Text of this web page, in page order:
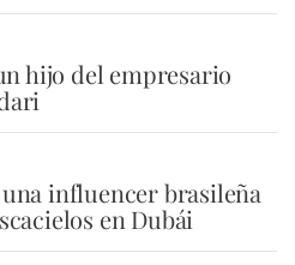
hijo del empresario
influencer brasileña
en Dubái